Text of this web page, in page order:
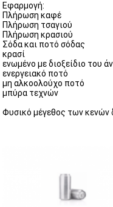
Εφαρμογή:
Πλήρωση καφέ
Πλήρωση τσαγιού
Πλήρωση κρασιού
Σόδα και ποτό σόδας
κρασί
ενωμένο με διοξείδιο του
ενεργειακό ποτό
μη αλκοολούχο ποτό
μπύρα τεχνών
Φυσικό μέγεθος των κενών